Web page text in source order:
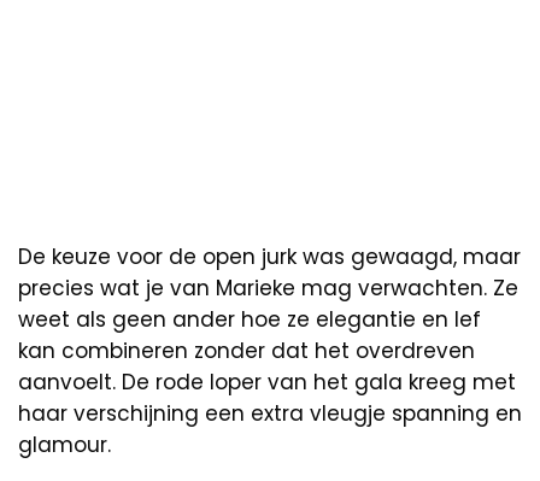
De keuze voor de open jurk was gewaagd, maar
precies wat je van Marieke mag verwachten. Ze
weet als geen ander hoe ze elegantie en lef
kan combineren zonder dat het overdreven
aanvoelt. De rode loper van het gala kreeg met
haar verschijning een extra vleugje spanning en
glamour.